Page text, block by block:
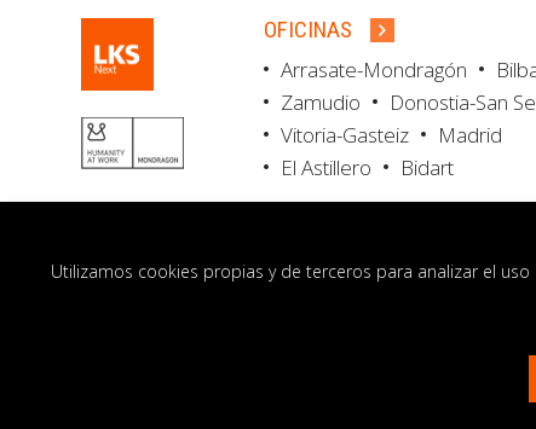
OFICINAS
Arrasate-Mondragón
Zamudio
Donostia-San
Vitoria-Gasteiz
Madrid
El Astillero
Bidart
Portal
Utilizamos cookies propias y de terceros para analizar el